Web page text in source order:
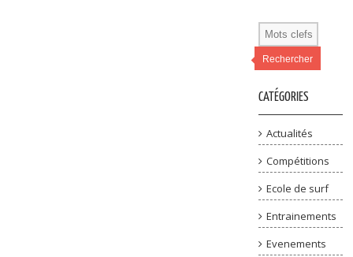
Rechercher
CATÉGORIES
Actualités
Compétitions
Ecole de surf
Entrainements
Evenements